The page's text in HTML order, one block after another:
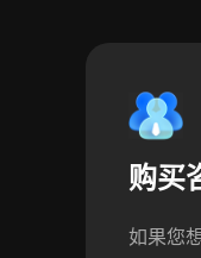
购买
如果您